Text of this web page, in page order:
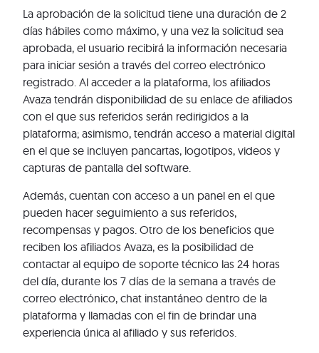
La aprobación de la solicitud tiene una duración de 2
días hábiles como máximo, y una vez la solicitud sea
aprobada, el usuario recibirá la información necesaria
para iniciar sesión a través del correo electrónico
registrado. Al acceder a la plataforma, los afiliados
Avaza tendrán disponibilidad de su enlace de afiliados
con el que sus referidos serán redirigidos a la
plataforma; asimismo, tendrán acceso a material digital
en el que se incluyen pancartas, logotipos, videos y
capturas de pantalla del software.
Además, cuentan con acceso a un panel en el que
pueden hacer seguimiento a sus referidos,
recompensas y pagos. Otro de los beneficios que
reciben los afiliados Avaza, es la posibilidad de
contactar al equipo de soporte técnico las 24 horas
del día, durante los 7 días de la semana a través de
correo electrónico, chat instantáneo dentro de la
plataforma y llamadas con el fin de brindar una
experiencia única al afiliado y sus referidos.